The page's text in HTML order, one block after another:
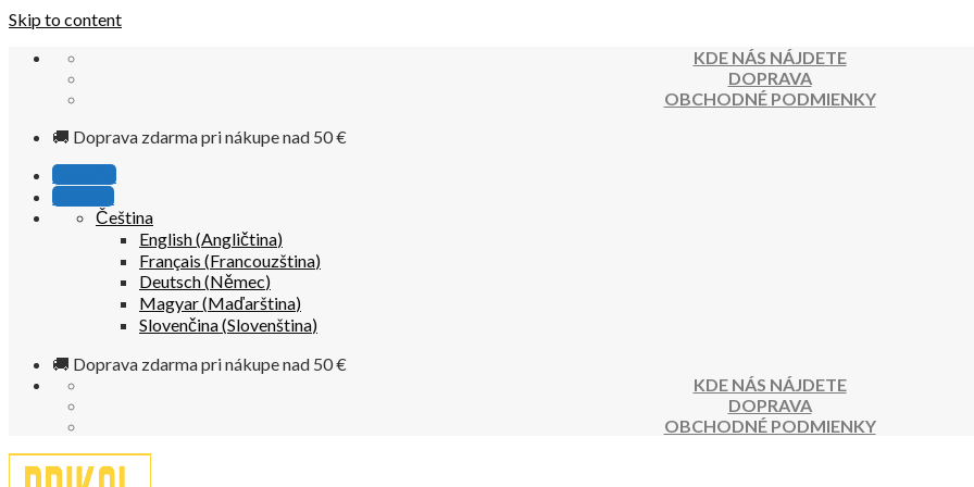
Skip to content
KDE NÁS NÁJDETE
DOPRAVA
OBCHODNÉ PODMIENKY
🚚 Doprava zdarma pri nákupe nad 50 €
Poradňa
Kontakt
Čeština
English(Angličtina)
Français (Francouzština)
Deutsch(Němec)
Magyar(Maďarština)
Slovenčina(Slovenština)
🚚 Doprava zdarma pri nákupe nad 50 €
KDE NÁS NÁJDETE
DOPRAVA
OBCHODNÉ PODMIENKY